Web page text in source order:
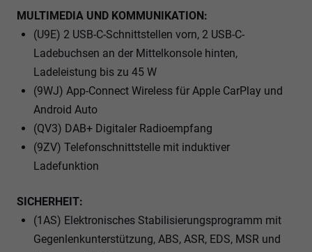
MULTIMEDIA UND KOMMUNIKATION:
(U9E) 2 USB-C-Schnittstellen vorn, 2 USB-C-
Ladebuchsen an der Mittelkonsole hinten,
Ladeleistung bis zu 45 W
(9WJ) App-Connect Wireless für Apple CarPlay und
Android Auto
(QV3) DAB+ Digitaler Radioempfang
(9ZV) Telefonschnittstelle mit induktiver
Ladefunktion
SICHERHEIT:
(1AS) Elektronisches Stabilisierungsprogramm mit
Gegenlenkunterstützung, ABS, ASR, EDS, MSR und